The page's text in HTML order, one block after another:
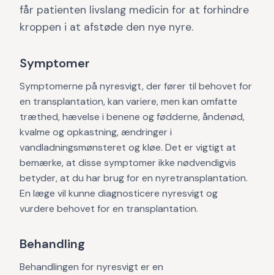
får patienten livslang medicin for at forhindre
kroppen i at afstøde den nye nyre.
Symptomer
Symptomerne på nyresvigt, der fører til behovet for
en transplantation, kan variere, men kan omfatte
træthed, hævelse i benene og fødderne, åndenød,
kvalme og opkastning, ændringer i
vandladningsmønsteret og kløe. Det er vigtigt at
bemærke, at disse symptomer ikke nødvendigvis
betyder, at du har brug for en nyretransplantation.
En læge vil kunne diagnosticere nyresvigt og
vurdere behovet for en transplantation.
Behandling
Behandlingen for nyresvigt er en